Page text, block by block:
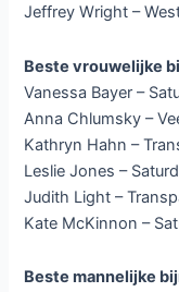
Jeffrey Wright –
Beste vrouwelijke
Vanessa Bayer –
Anna Chlumsky –
Kathryn Hahn –
Leslie Jones –
Judith Light –
Kate McKinnon –
Beste mannelijke